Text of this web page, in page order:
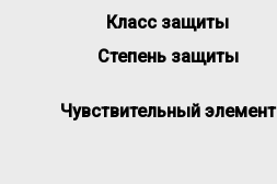
Класс защиты
Степень защиты
Чувствительный элемент